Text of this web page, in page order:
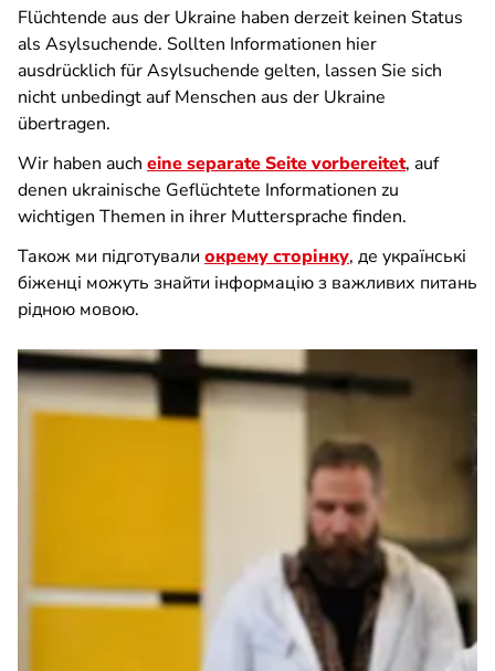
Flüchtende aus der Ukraine haben derzeit keinen Status
als Asylsuchende. Sollten Informationen hier
ausdrücklich für Asylsuchende gelten, lassen Sie sich
nicht unbedingt auf Menschen aus der Ukraine
übertragen.
Wir haben auch eine separate Seite vorbereitet, auf
denen ukrainische Geflüchtete Informationen zu
wichtigen Themen in ihrer Muttersprache finden.
Також ми підготували окрему сторінку, де українські
біженці можуть знайти інформацію з важливих питань
рідною мовою.